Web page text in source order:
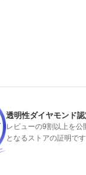
透明性ダイヤモンド
レビューの9割以上を
となるストアの証明です